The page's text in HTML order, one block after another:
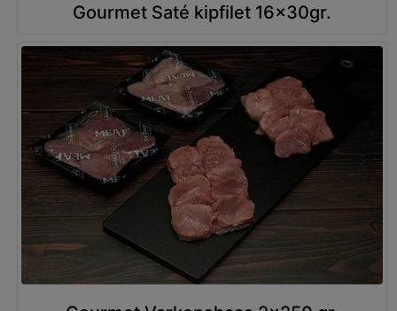
Gourmet Saté kipfilet 16x30gr.